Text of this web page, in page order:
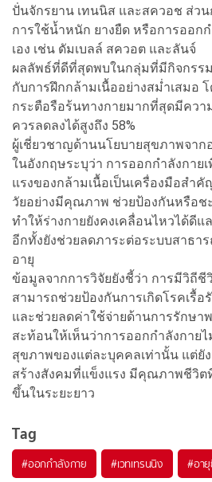
ปั่นจักรยาน เทนนิส และสควอช ส่ว
การใช้น้ำหนัก ยางยืด หรือการออก
เอง เช่น ดัมเบลล์ สควอต และลันจ์
ผลลัพธ์ที่ดีที่สุดพบในกลุ่มที่มีกิจกรร
กับการฝึกกล้ามเนื้ออย่างสม่ำเสมอ
กระตือรือร้นทางกายมากที่สุดมีควา
ควรลดลงได้สูงถึง 58%
ผู้เชี่ยวชาญด้านนโยบายสุขภาพจาก
ในอังกฤษระบุว่า การออกกำลังกาย
แรงของกล้ามเนื้อเป็นเครื่องมือสำคั
วัยอย่างมีคุณภาพ ช่วยป้องกันหรือชะ
ทำให้ร่างกายยังคงเคลื่อนไหวได้ดี
อีกทั้งยังช่วยลดภาระต่อระบบสาธา
อายุ
ข้อมูลจากการวิจัยยังชี้ว่า การมีวิถีชี
สามารถช่วยป้องกันการเกิดโรคเรื้
และช่วยลดค่าใช้จ่ายด้านการรักษา
สะท้อนให้เห็นว่าการออกกำลังกายไ
สุขภาพของแต่ละบุคคลเท่านั้น แต่ยั
สร้างสังคมที่แข็งแรง มีคุณภาพชีวิ
ขึ้นในระยะยาว
Tag
#ออกกำลังกาย #เวทเทรนนิง #อา